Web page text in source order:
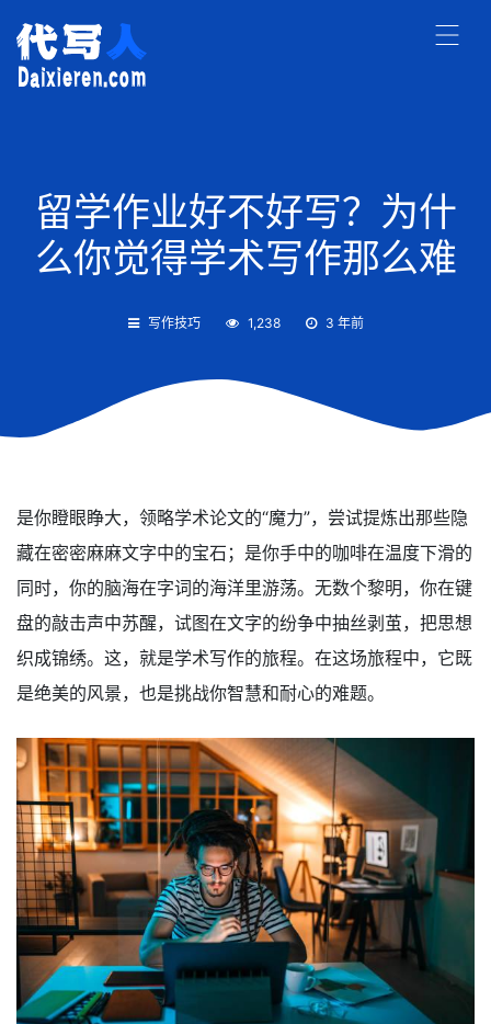
留学作业好不好写？为什
么你觉得学术写作那么难
写作技巧 1,238 3 年前
是你瞪眼睁大，领略学术论文的“魔力”，尝试提炼出那些隐
藏在密密麻麻文字中的宝石；是你手中的咖啡在温度下滑的
同时，你的脑海在字词的海洋里游荡。无数个黎明，你在键
盘的敲击声中苏醒，试图在文字的纷争中抽丝剥茧，把思想
织成锦绣。这，就是学术写作的旅程。在这场旅程中，它既
是绝美的风景，也是挑战你智慧和耐心的难题。